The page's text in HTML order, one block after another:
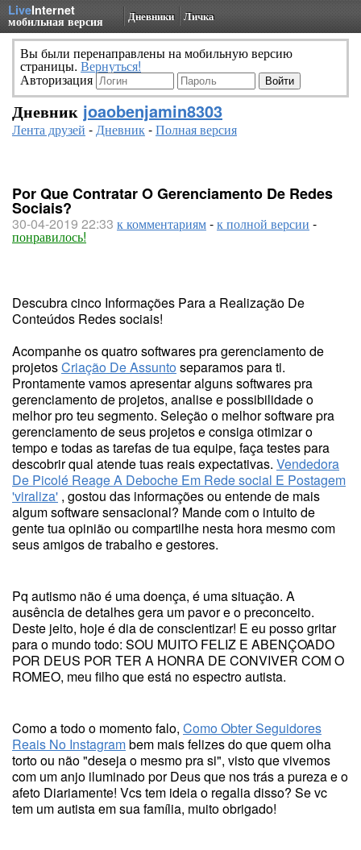
LiveInternet
мобильная версия Дневники Личка
Вы были перенаправлены на мобильную версию
страницы. Вернуться!
Авторизация
Дневник joaobenjamin8303
Лента друзей -Дневник-Полная версия
Por Que Contratar O Gerenciamento De Redes
Sociais?
30-04-2019 22:33 к комментариям-к полной версии -
понравилось!
Descubra cinco Informações Para a Realização De
Conteúdos Redes sociais!
Acompanhe os quatro softwares pra gerenciamento de
projetosCriação De Assuntoseparamos para ti.
Prontamente vamos apresentar alguns softwares pra
gerenciamento de projetos, analise e possibilidade o
melhor pro teu segmento. Seleção o melhor software pra
gerenciamento de seus projetos e consiga otimizar o
tempo e todas as tarefas de tua equipe, faça testes para
descobrir qual atende tuas reais expectativas. Vendedora
De Picolé Reage A Deboche Em Rede social E Postagem
'viraliza' , gostou das informações ou entende de mais
algum software sensacional? Mande com o intuito de
gente tua opinião ou compartilhe nesta hora mesmo com
seus amigos de trabalho e gestores.
Pq autismo não é uma doença, é uma situação. A
ausência de detalhes gera um pavor e o preconceito.
Deste jeito, hoje é dia de conscientizar! E eu posso gritar
para o mundo todo: SOU MUITO FELIZ E ABENÇOADO
POR DEUS POR TER A HONRA DE CONVIVER COM O
ROMEO, meu filho que está no espectro autista.
Como a todo o momento falo, Como Obter Seguidores
Reais No Instagrambem mais felizes do que quem olha
torto ou não "deseja o mesmo pra si", visto que vivemos
com um anjo iluminado por Deus que nos trás a pureza e o
afeto Diariamente! Vcs tem ideia o regalia disso? Se vc
tem um autista em sua família, muito obrigado!